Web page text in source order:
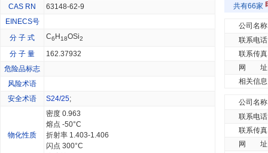
CAS RN
63148-62-9
EINECS号
分 子 式
C6 H18OSi2
分 子 量
162.37932
危险品标志
风险术语
安全术语
S24/25;
物化性质
密度 0.963
熔点 -50°C
折射率 1.403-1.406
闪点 300°C
共有66家
公司名称
联系电话
联系传真
网 址
相关信息
公司名称
联系电话
联系传真
网 址